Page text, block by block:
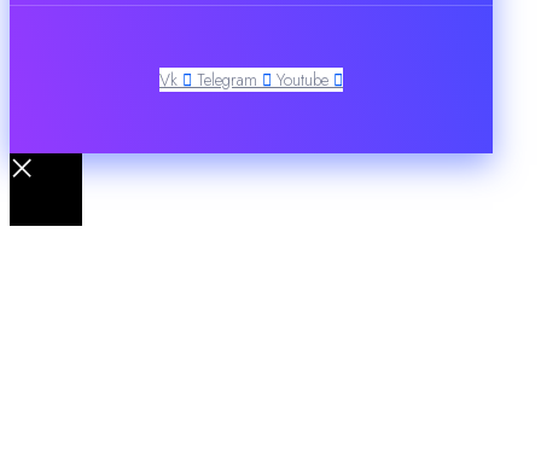
Vk Telegram Youtube